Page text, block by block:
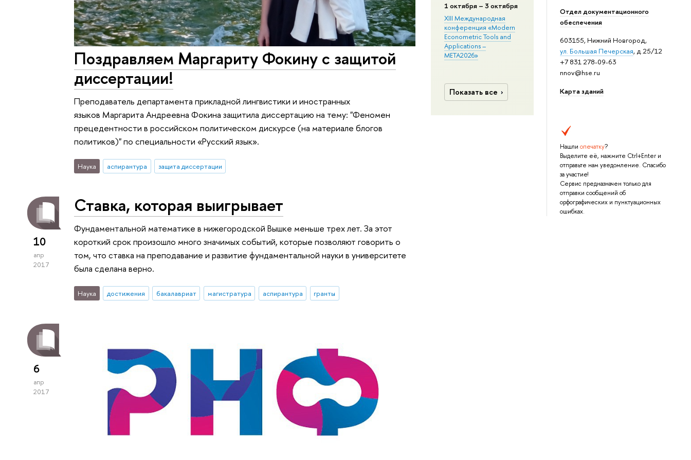
Отдел документационного
обеспечения
603155, Нижний Новгород,
ул. Большая Печерская, д.25/12
+7 831 278-09-63
nnov@hse.ru
Карта зданий
Нашли опечатку?
Выделите её, нажмите Ctrl+Enter и
отправьте нам уведомление. Спасибо
за участие!
Сервис предназначен только для
отправки сообщений об
орфографических и пунктуационных
ошибках.
1 октября – 3 октября
XIII Международная
конференция «Modern
Econometric Tools and
Applications –
META2026»
Показать все
Поздравляем Маргариту Фокину с защитой
диссертации!
Преподаватель департамента прикладной лингвистики и иностранных
языков Маргарита Андреевна Фокина защитила диссертацию на тему: "Феномен
прецедентности в российском политическом дискурсе (на материале блогов
политиков)" по специальности «Русский язык».
Наука аспирантура защита диссертации
10
апр
2017
Ставка, которая выигрывает
Фундаментальной математике в нижегородской Вышке меньше трех лет. За этот
короткий срок произошло много значимых событий, которые позволяют говорить о
том, что ставка на преподавание и развитие фундаментальной науки в университете
была сделана верно.
Наука достижения бакалавриат магистратура аспирантура гранты
6
апр
2017